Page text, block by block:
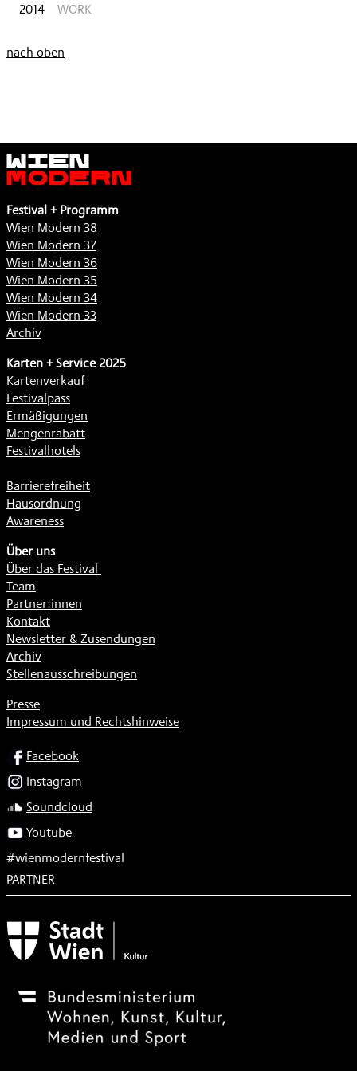
2014
WORK
nach oben
Wien
Modern
Festival + Programm
Wien Modern 38
Wien Modern 37
Wien Modern 36
Wien Modern 35
Wien Modern 34
Wien Modern 33
Archiv
Karten + Service 2025
Kartenverkauf
Festivalpass
Ermäßigungen
Mengenrabatt
Festivalhotels
Barrierefreiheit
Hausordnung
Awareness
Über uns
Über das Festival
Team
Partner:innen
Kontakt
Newsletter & Zusendungen
Archiv
Stellenausschreibungen
Presse
Impressum und Rechtshinweise
SOCIALFacebook
Instagram
Soundcloud
Youtube
#wienmodernfestival
PARTNER
Subventionsgeber